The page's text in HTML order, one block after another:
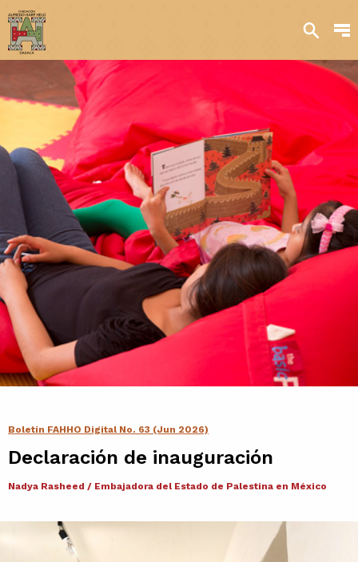
Sobre nosotros
Transparencia
Qué hacemos
Iniciativas
Acervos y
colecciones
Contacto
Agenda
Noticias
Boletín FAHHO Digital No. 63 (Jun 2026)
Declaración de inauguración
Nadya Rasheed / Embajadora del Estado de Palestina en México